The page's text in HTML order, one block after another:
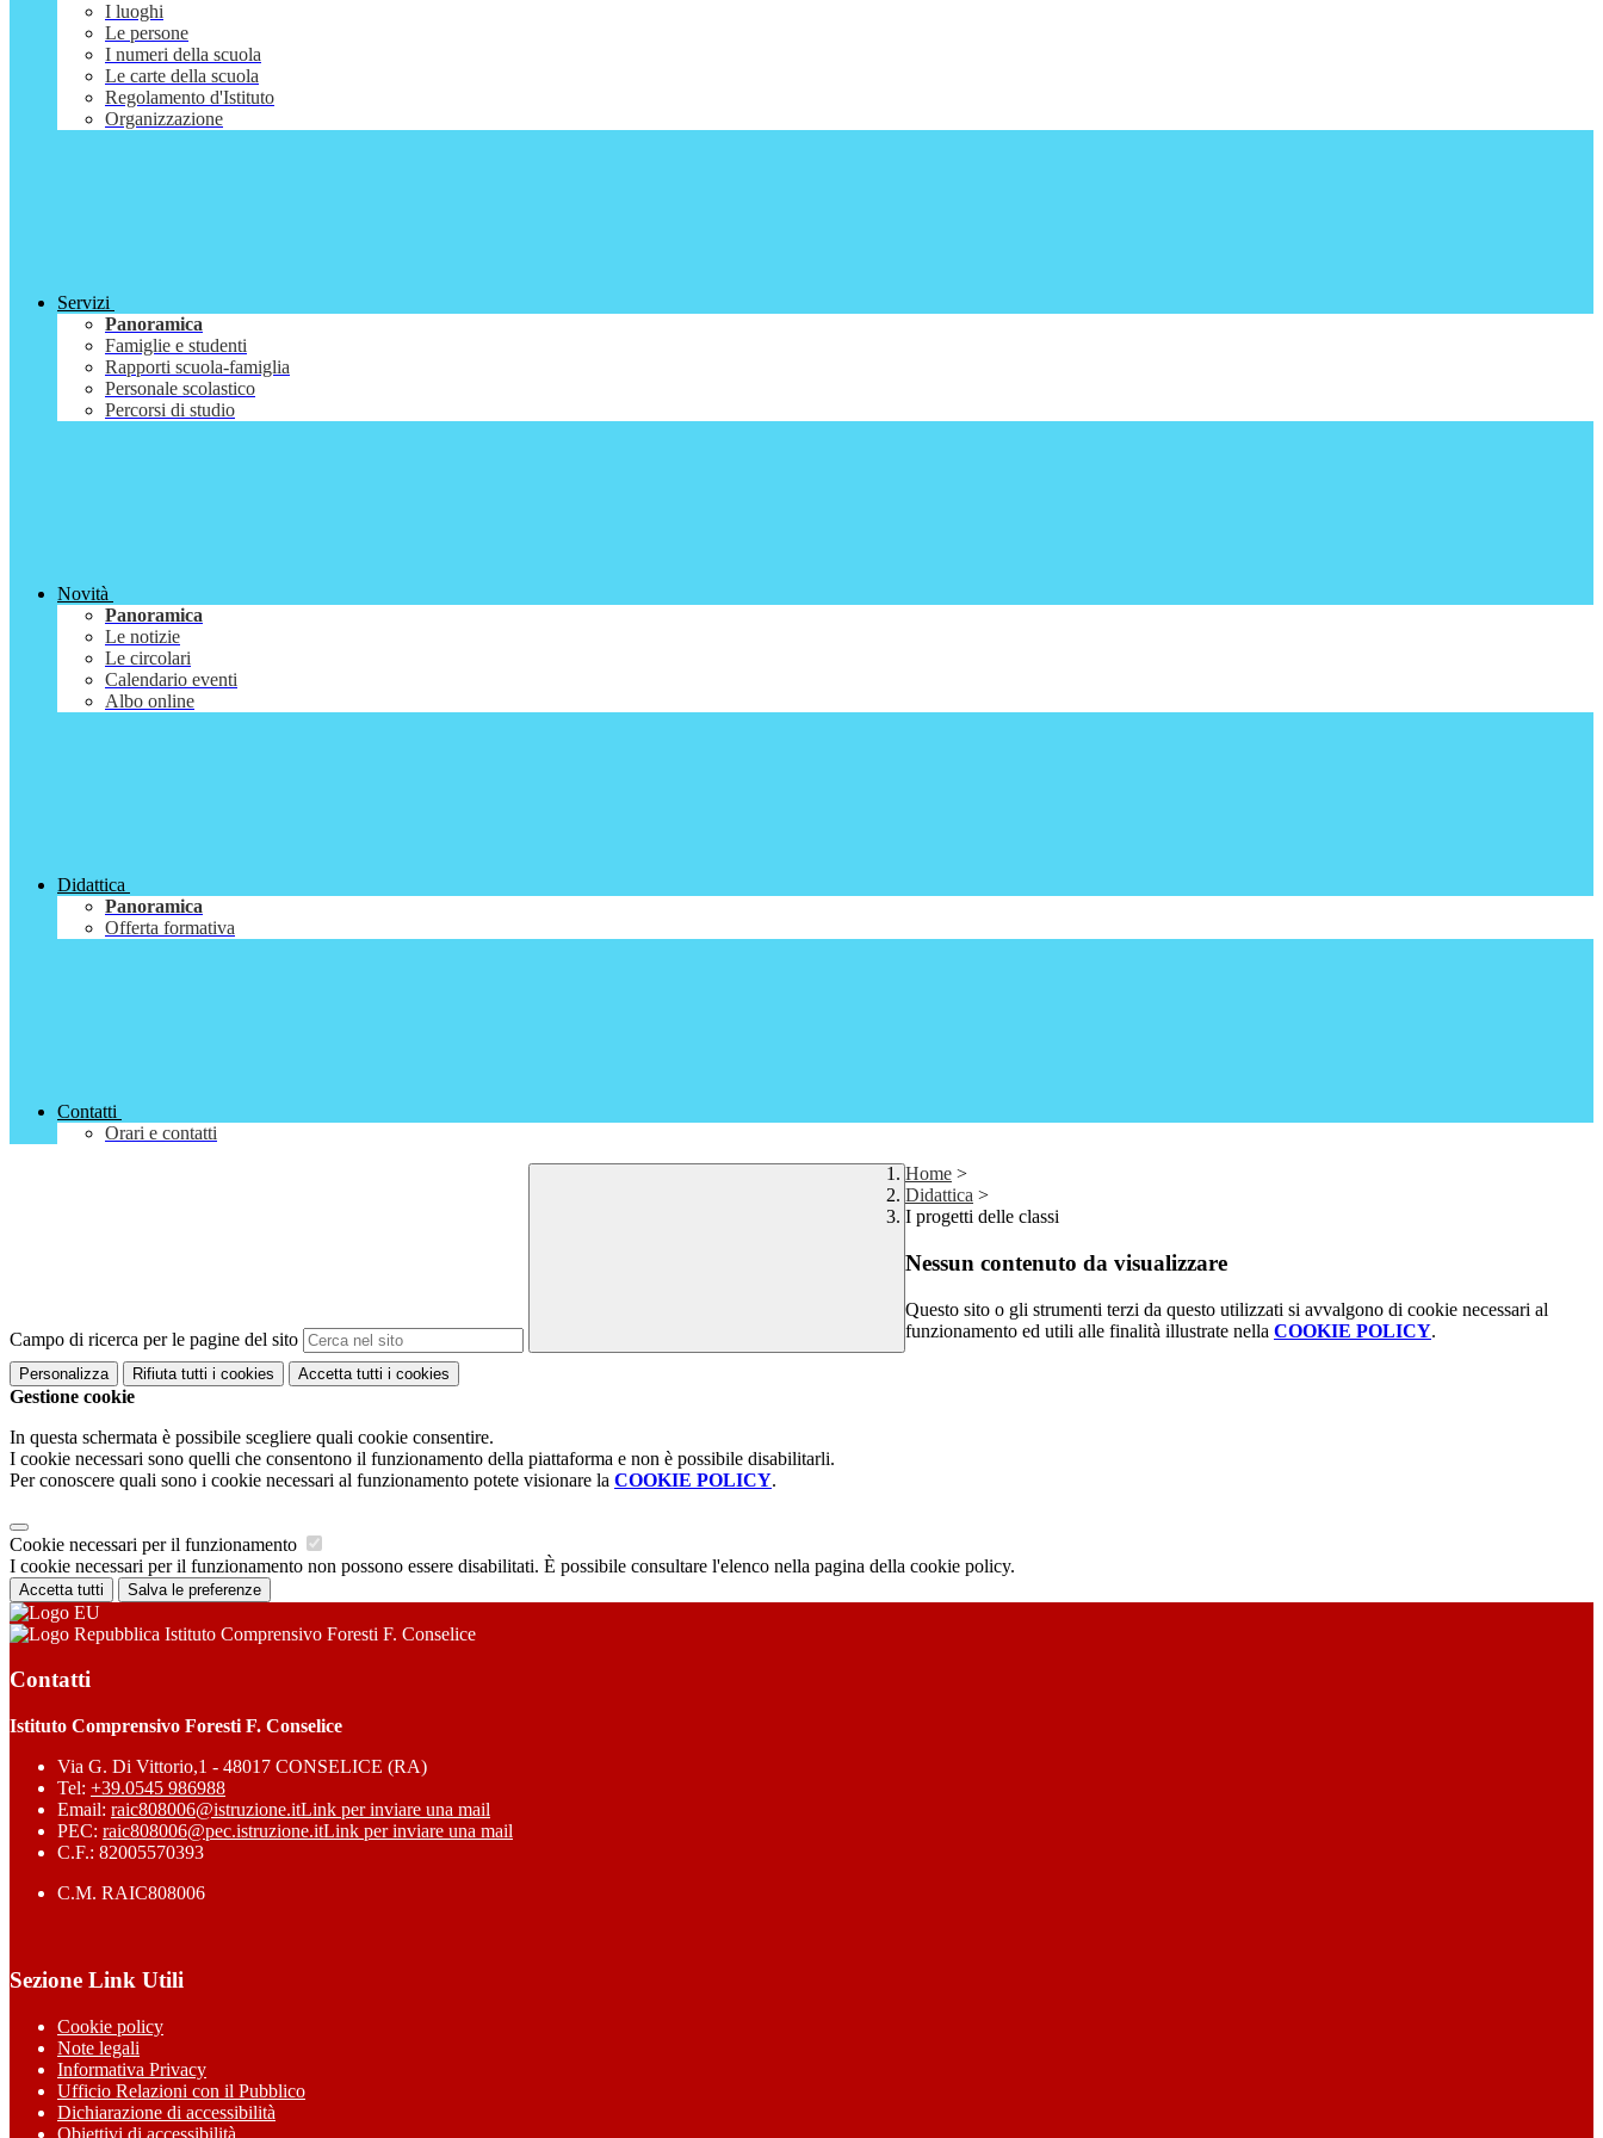
I luoghi
Le persone
I numeri della scuola
Le carte della scuola
Regolamento d'Istituto
Organizzazione
Servizi
Panoramica
Famiglie e studenti
Rapporti scuola-famiglia
Personale scolastico
Percorsi di studio
Novità
Panoramica
Le notizie
Le circolari
Calendario eventi
Albo online
Didattica
Panoramica
Offerta formativa
Contatti
Orari e contatti
Campo di ricerca per le pagine del sito
Home >
Didattica >
I progetti delle classi
Nessun contenuto da visualizzare
Questo sito o gli strumenti terzi da questo utilizzati si avvalgono di cookie necessari al
funzionamento ed utili alle finalità illustrate nella COOKIE POLICY.
Personalizza Rifiuta tutti i cookies Accetta tutti i cookies
Gestione cookie
In questa schermata è possibile scegliere quali cookie consentire.
I cookie necessari sono quelli che consentono il funzionamento della piattaforma e non è possibile disabilitarli.
Per conoscere quali sono i cookie necessari al funzionamento potete visionare la COOKIE POLICY.
Cookie necessari per il funzionamento
I cookie necessari per il funzionamento non possono essere disabilitati. È possibile consultare l'elenco nella pagina della cookie policy.
Accetta tutti Salva le preferenze
Istituto Comprensivo Foresti F. Conselice
Contatti
Istituto Comprensivo Foresti F. Conselice
Via G. Di Vittorio,1 - 48017 CONSELICE (RA)
Tel: +39.0545 986988
Email: raic808006@istruzione.itLink per inviare una mail
PEC: raic808006@pec.istruzione.itLink per inviare una mail
C.F.: 82005570393
C.M. RAIC808006
Sezione Link Utili
Cookie policy
Note legali
Informativa Privacy
Ufficio Relazioni con il Pubblico
Dichiarazione di accessibilità
Obiettivi di accessibilità